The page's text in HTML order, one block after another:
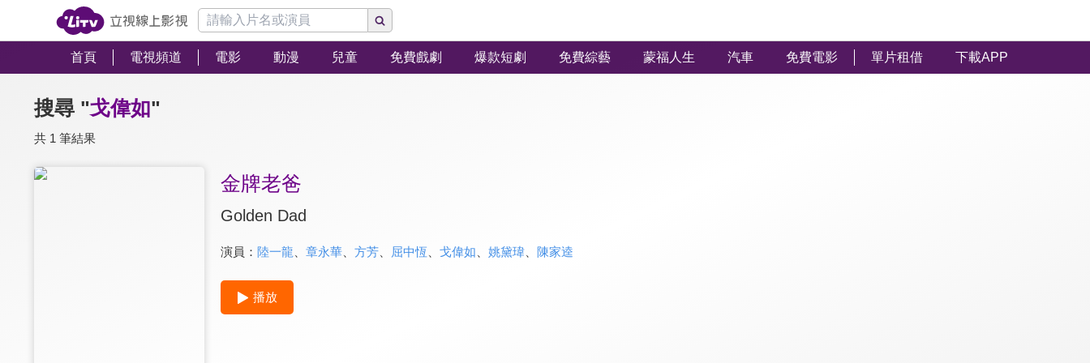
首頁 電視頻道 電影 動漫 兒童 免費戲劇 爆款短劇 免費綜藝 蒙福人生 汽車 免費電影 單片租借 下載APP
搜尋 "戈偉如"
共 1 筆結果
金牌老爸
Golden Dad
演員： 陸一龍 章永華、 方芳、 屈中恆 戈偉如 姚黛瑋、 陳家逵
播放